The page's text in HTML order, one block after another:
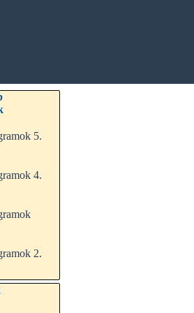
KANRI • QFD • CASH-FLOW • GANTT
bejegyzések
5.
4.
2.